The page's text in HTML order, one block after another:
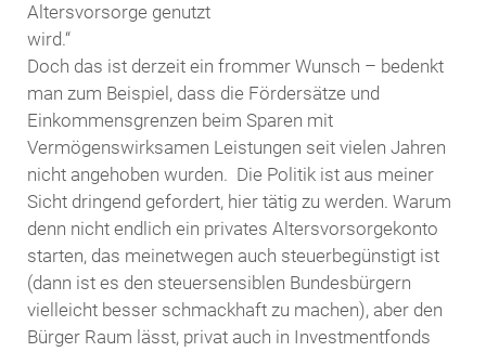
Altersvorsorge genutzt
wird.“
Doch das ist derzeit ein frommer Wunsch – bedenkt
man zum Beispiel, dass die Fördersätze und
Einkommensgrenzen beim Sparen mit
Vermögenswirksamen Leistungen seit vielen Jahren
nicht angehoben wurden. Die Politik ist aus meiner
Sicht dringend gefordert, hier tätig zu werden. Warum
denn nicht endlich ein privates Altersvorsorgekonto
starten, das meinetwegen auch steuerbegünstigt ist
(dann ist es den steuersensiblen Bundesbürgern
vielleicht besser schmackhaft zu machen), aber den
Bürger Raum lässt, privat auch in Investmentfonds